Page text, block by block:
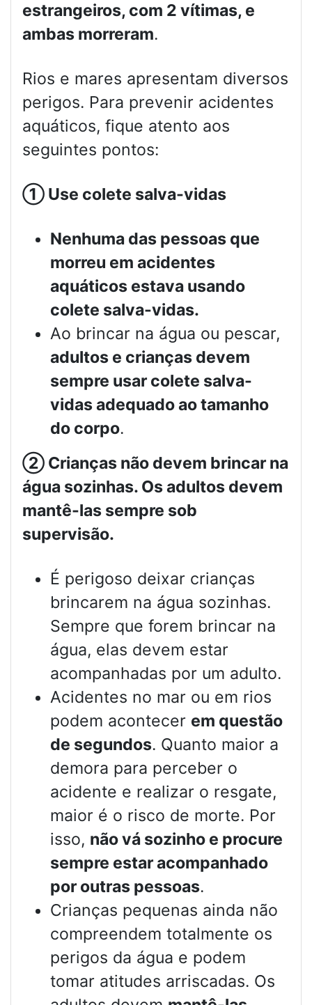
estrangeiros, com 2 vítimas, e
ambas morreram.
Rios e mares apresentam diversos
perigos. Para prevenir acidentes
aquáticos, fique atento aos
seguintes pontos:
① Use colete salva-vidas
Nenhuma das pessoas que
morreu em acidentes
aquáticos estava usando
colete salva-vidas.
Ao brincar na água ou pescar,
adultos e crianças devem
sempre usar colete salva-
vidas adequado ao tamanho
do corpo.
② Crianças não devem brincar na
água sozinhas. Os adultos devem
mantê-las sempre sob
supervisão.
É perigoso deixar crianças
brincarem na água sozinhas.
Sempre que forem brincar na
água, elas devem estar
acompanhadas por um adulto.
Acidentes no mar ou em rios
podem acontecer em questão
de segundos. Quanto maior a
demora para perceber o
acidente e realizar o resgate,
maior é o risco de morte. Por
isso, não vá sozinho e procure
sempre estar acompanhado
por outras pessoas.
Crianças pequenas ainda não
compreendem totalmente os
perigos da água e podem
tomar atitudes arriscadas. Os